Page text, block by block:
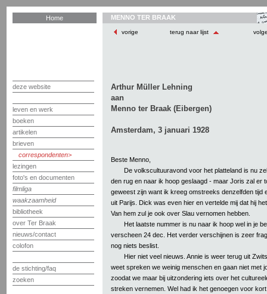
Home
deze website
leven en werk
boeken
artikelen
brieven
correspondenten
lezingen
foto's en documenten
filmliga
waakzaamheid
bibliotheek
over Ter Braak
nieuws/contact
colofon
de stichting/faq
zoeken
MENNO TER BRAAK
vorige terug naar lijst
Arthur Müller Lehning
aan
Menno ter Braak (Eibergen)
Amsterdam, 3 januari 1928
Beste Menno,
De volkscultuuravond voor het platteland is nu
den rug en naar ik hoop geslaagd - maar Joris zal er
geweest zijn want ik kreeg omstreeks denzelfden tijd
uit Parijs. Dick was even hier en vertelde mij dat hij
Van hem zul je ook over Slau vernomen hebben.
Het laatste nummer is nu naar ik hoop wel in je
verscheen 24 dec. Het verder verschijnen is zeer
nog niets beslist.
Hier niet veel nieuws. Annie is weer terug uit
weet spreken we weinig menschen en gaan niet met
zoodat we maar bij uitzondering iets over het
streken vernemen. Wel had ik het genoegen voor